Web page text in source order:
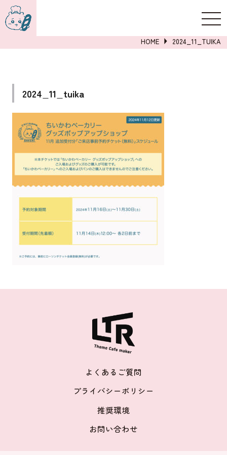
HOME 2024_11_TUIKA
2024_11_tuika
よくあるご質問
プライバシーポリシー
推奨環境
お問い合わせ